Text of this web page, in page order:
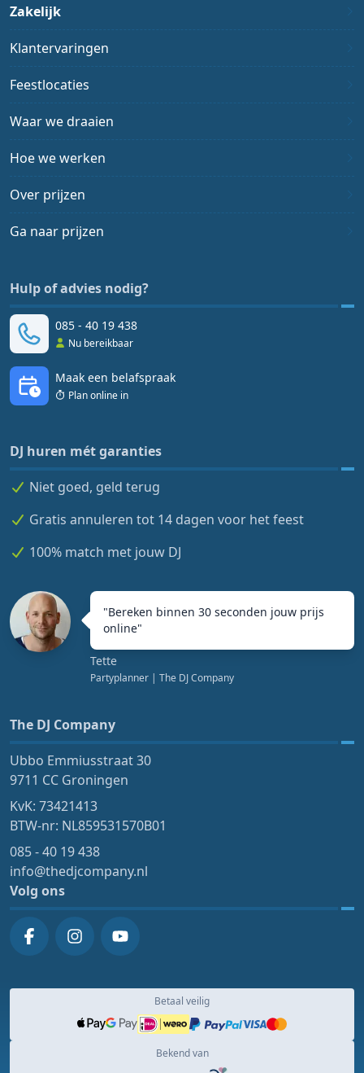
Zakelijk
Klantervaringen
Feestlocaties
Waar we draaien
Hoe we werken
Over prijzen
Ga naar prijzen
Hulp of advies nodig?
085 - 40 19 438
Nu bereikbaar
Maak een belafspraak
Plan online in
DJ huren mét garanties
Niet goed, geld terug
Gratis annuleren tot 14 dagen voor het feest
100% match met jouw DJ
"Bereken binnen 30 seconden jouw prijs
online"
Tette
Partyplanner | The DJ Company
The DJ Company
Ubbo Emmiusstraat 30
9711 CC Groningen
KvK: 73421413
BTW-nr: NL859531570B01
085 - 40 19 438
info@thedjcompany.nl
Volg ons
Betaal veilig
Bekend van